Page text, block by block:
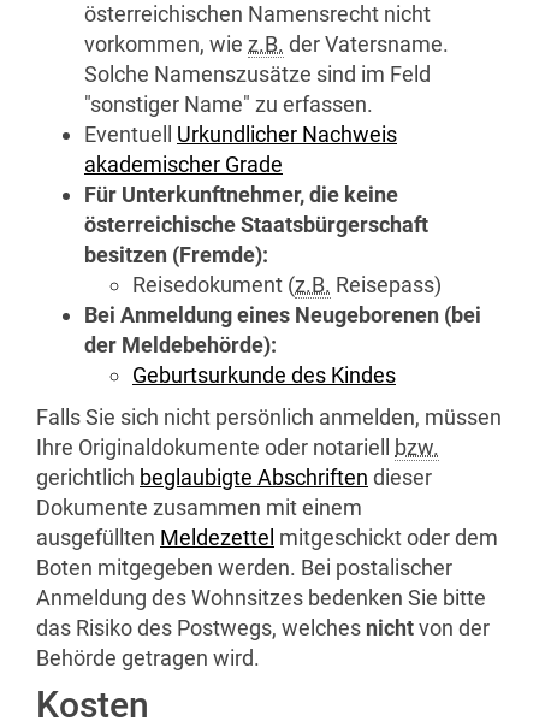
österreichischen Namensrecht nicht
vorkommen, wie z.B. der Vatersname.
Solche Namenszusätze sind im Feld
"sonstiger Name" zu erfassen.
Eventuell Urkundlicher Nachweis
akademischer Grade
Für Unterkunftnehmer, die keine
österreichische Staatsbürgerschaft
besitzen (Fremde):
Reisedokument (z.B. Reisepass)
Bei Anmeldung eines Neugeborenen (bei
der Meldebehörde):
Geburtsurkunde des Kindes
Falls Sie sich nicht persönlich anmelden, müssen
Ihre Originaldokumente oder notariell
bzw.
gerichtlich beglaubigte Abschriften dieser
Dokumente zusammen mit einem
ausgefüllten Meldezettel mitgeschickt oder dem
Boten mitgegeben werden. Bei postalischer
Anmeldung des Wohnsitzes bedenken Sie bitte
das Risiko des Postwegs, welches nichtvon der
Behörde getragen wird.
Kosten